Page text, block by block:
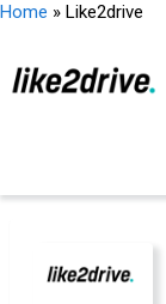
Home » Like2drive